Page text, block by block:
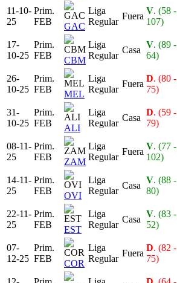
11-10-
25
Prim.
FEB
GAC
Liga
Regular
Fuera
V. (58 -
107)
17-
10-25
Prim.
FEB
CBM
Liga
Regular
Casa
V. (89 -
64)
26-
10-25
Prim.
FEB
MEL
Liga
Regular
Fuera
D. (80 -
75)
31-
10-25
Prim.
FEB
ALI
Liga
Regular
Casa
D. (59 -
79)
08-11-
25
Prim.
FEB
ZAM
Liga
Regular
Fuera
V. (77 -
102)
14-11-
25
Prim.
FEB
OVI
Liga
Regular
Casa
V. (88 -
80)
22-11-
25
Prim.
FEB
EST
Liga
Regular
Casa
V. (83 -
52)
07-
12-25
Prim.
FEB
COR
Liga
Regular
Fuera
D. (82 -
75)